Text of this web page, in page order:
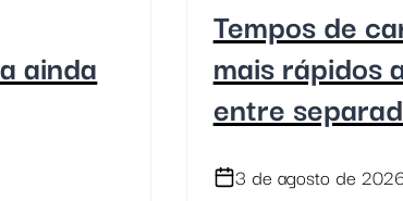
ainda
Tempos de
mais rápidos
entre
3 de agosto de